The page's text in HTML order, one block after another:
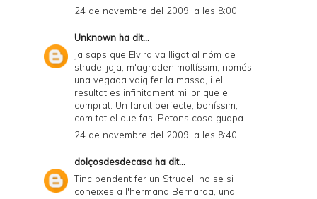
24 de novembre del 2009, a les 8:00
Unknown ha dit...
Ja saps que Elvira va lligat al nóm de
strudel,jaja, m'agraden moltíssim, només
una vegada vaig fer la massa, i el
resultat es infinitament millor que el
comprat. Un farcit perfecte, boníssim,
com tot el que fas. Petons cosa guapa
24 de novembre del 2009, a les 8:40
dolçosdesdecasa ha dit...
Tinc pendent fer un Strudel, no se si
coneixes a l'hermana Bernarda, una